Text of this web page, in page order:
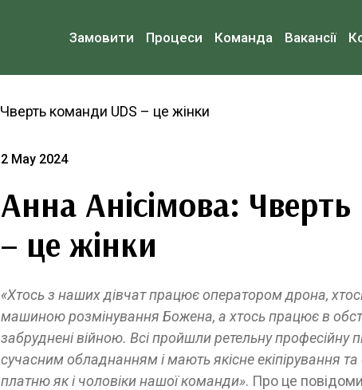
Замовити Процеси Команда Вакансії
2 May 2024
Анна Анісімова:
– це жінки
«Хтось з наших дівчат працює оператором дрона,
машиною розмінування Божена, а хтось працює в
забруднені війною. Всі пройшли ретельну професійну
сучасним обладнанням і мають якісне екіпірування та
платню як і чоловіки нашої команди». Про це